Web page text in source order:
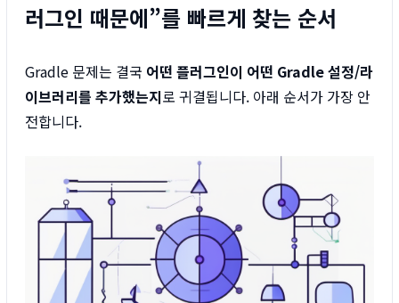
러그인 때문에”를 빠르게 찾는 순서
Gradle 문제는 결국 어떤 플러그인이 어떤 Gradle 설정/라
이브러리를 추가했는지로 귀결됩니다. 아래 순서가 가장 안
전합니다.